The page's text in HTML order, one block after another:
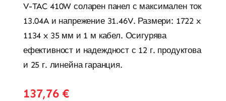
V-TAC 410W соларен панел с максимален ток
13.04A и напрежение 31.46V. Размери: 1722 x
1134 x 35 мм и 1 м кабел. Осигурява
ефективност и надеждност с 12 г. продуктова
и 25 г. линейна гаранция.
137,76 €